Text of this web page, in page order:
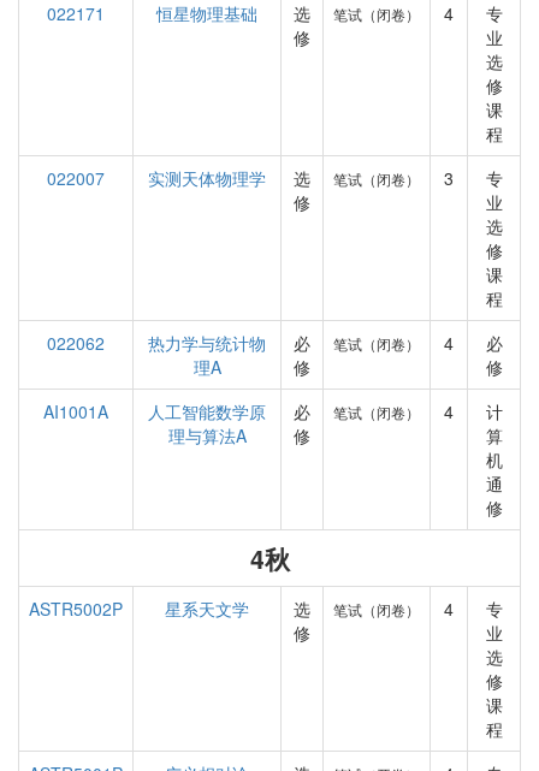
022171
恒星物理基础
选
修
笔试（闭卷） 4
专
业
选
修
课
程
022007
实测天体物理学
选
修
笔试（闭卷） 3
专
业
选
修
课
程
022062
热力学与统计物
理A
必
修
笔试（闭卷） 4
必
修
AI1001A
人工智能数学原
理与算法A
必
修
笔试（闭卷） 4
计
算
机
通
修
4秋
ASTR5002P 星系天文学
选
修
笔试（闭卷） 4
专
业
选
修
课
程